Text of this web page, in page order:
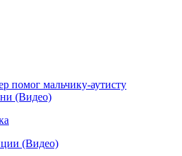
помог мальчику-аутисту
(Видео)
(Видео)